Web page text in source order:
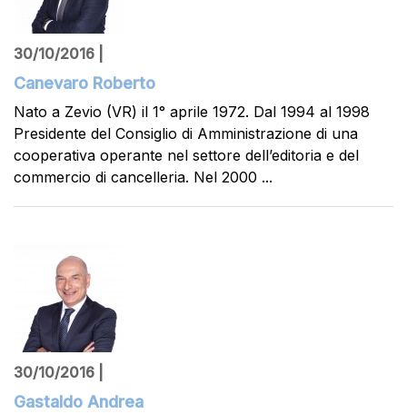
30/10/2016 |
Canevaro Roberto
Nato a Zevio (VR) il 1° aprile 1972. Dal 1994 al 1998
Presidente del Consiglio di Amministrazione di una
cooperativa operante nel settore dell’editoria e del
commercio di cancelleria. Nel 2000 ...
30/10/2016 |
Gastaldo Andrea